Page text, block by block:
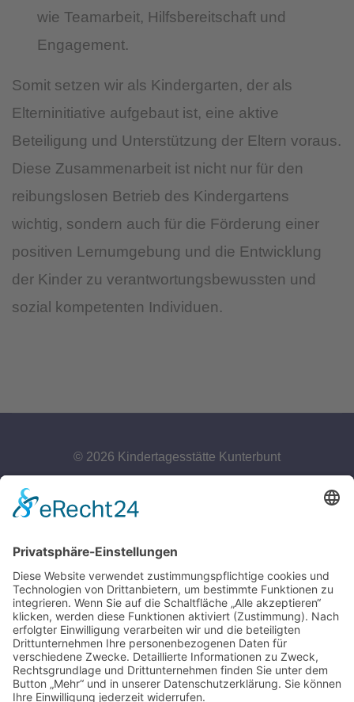
wie Teamarbeit, Hilfsbereitschaft und
Engagement.
Somit setzen wir als Kindergarten, der als
Elterninitiative aufgebaut ist, eine aktive
Beteiligung und Unterstützung der Eltern voraus.
Diese Zusammenarbeit ist nicht nur für den
reibungslosen Betrieb des Kindergartens
wichtig, sondern auch für die Förderung einer
positiven Lernumgebung und die Entwicklung
der Kinder zu verantwortungsbewussten und
sozial kompetenten Individuen.
© 2026 Kindertagesstätte Kunterbunt
Kontakt
Büro: +49 2174 63383
leitung@kunterbunt-burscheid.de